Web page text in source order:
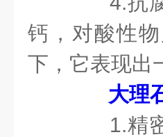
钙，对酸性
下，它表现出
大理
1.精密